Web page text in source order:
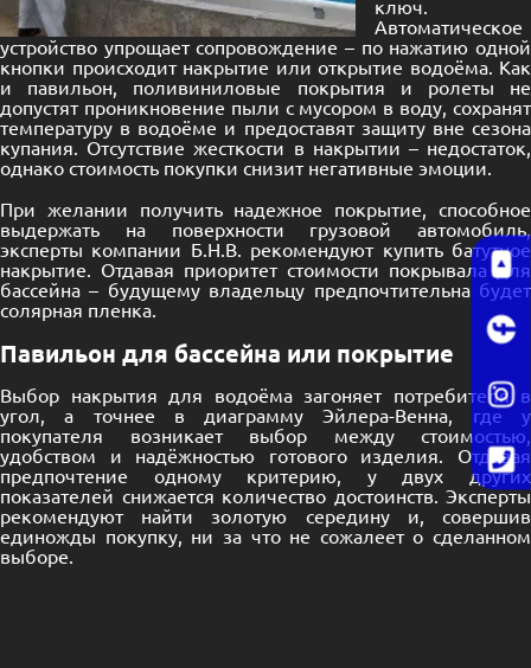
ключ.
Автоматическое
устройство упрощает сопровождение – по нажатию одной
кнопки происходит накрытие или открытие водоёма. Как
и павильон, поливиниловые покрытия и ролеты не
допустят проникновение пыли с мусором в воду, сохранят
температуру в водоёме и предоставят защиту вне сезона
купания. Отсутствие жесткости в накрытии – недостаток,
однако стоимость покупки снизит негативные эмоции.
При желании получить надежное покрытие, способное
выдержать на поверхности грузовой автомобиль,
эксперты компании Б.Н.В. рекомендуют купить батутное
накрытие. Отдавая приоритет стоимости покрывала для
бассейна – будущему владельцу предпочтительна будет
солярная пленка.
Павильон для бассейна или покрытие
Выбор накрытия для водоёма загоняет потребителя в
угол, а точнее в диаграмму Эйлера-Венна, где у
покупателя возникает выбор между стоимостью,
удобством и надёжностью готового изделия. Отдавая
предпочтение одному критерию, у двух других
показателей снижается количество достоинств. Эксперты
рекомендуют найти золотую середину и, совершив
единожды покупку, ни за что не сожалеет о сделанном
выборе.